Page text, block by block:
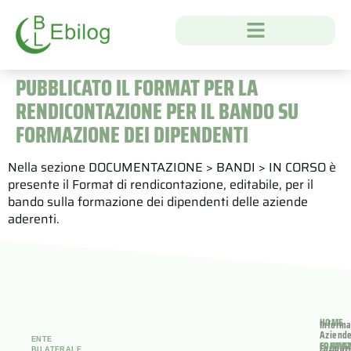
PUBBLICATO IL FORMAT PER LA
RENDICONTAZIONE PER IL BANDO SU
FORMAZIONE DEI DIPENDENTI
Nella sezione DOCUMENTAZIONE > BANDI > IN CORSO è
presente il Format di rendicontazione, editabile, per il
bando sulla formazione dei dipendenti delle aziende
aderenti.
ENTE
HOME